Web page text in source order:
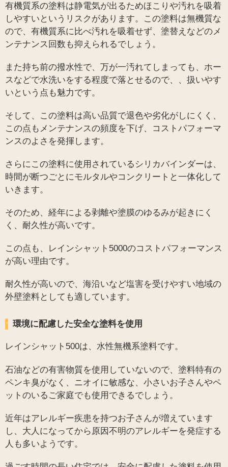
有機質系の塗料は静電気が出るためほこりや汚れを吸着
しやすいというリスクがあります。この塗料は無機質な
ので、有機質系に比べ汚れを吸着せず、塗替えなどのメ
ンテナンス回数も抑えられるでしょう。
また持ち前の撥水性で、万が一汚れてしまっても、ホー
スなどで水洗いをする程度で落とせるので、、扱いやす
いという点も魅力です。
そして、この塗料は高い品質で退色や劣化がしにくく、
この点もメンテナンスの頻度を下げ、コストパフォーマ
ンスのよさを発揮します。
さらにこの塗料に使用されているシリカバインダーは、
時間が断つごとにモルタルやコンクリートと一体化して
いきます。
そのため、経年による剥離や塗膜のゆるみが起きにく
く、耐久性が高いです。
この点も、レインシャット5000のコストパフォーマンス
が高い理由です。
耐久性が高いので、海沿いなど塩害を受けやすい地域の
外壁塗料としても適しています。
環境に配慮した安全な塗料を使用
レインシャット500は、水性無機系塗料です。
石油などの有害物質を使用していないので、塗料特有の
ペンキ臭がなく、ニオイに敏感な、小さいお子さんやペ
ットのいるご家庭でも使用できるでしょう。
近年はアレルギー疾患を持つお子さんが増えています
し、大人になってから原因不明のアレルギーを発症する
人も多いようです。